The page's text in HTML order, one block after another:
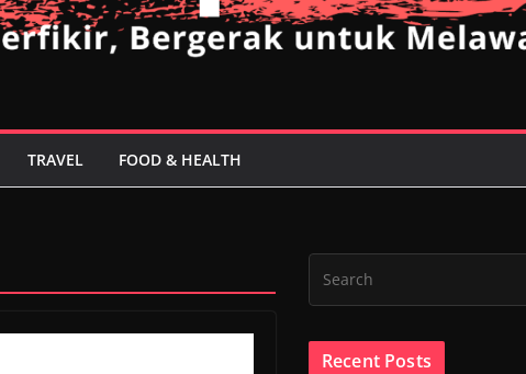
TRAVEL FOOD & HEALTH
Recent Posts